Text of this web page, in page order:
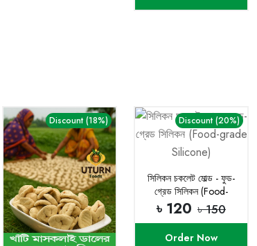
Discount (18%) Discount (20%)
সিলিকন চকলেট মোল্ড - ফুড-
গ্রেড সিলিকন (Food-
grade Silicone)
৳ 120 ৳ 150
Order Now